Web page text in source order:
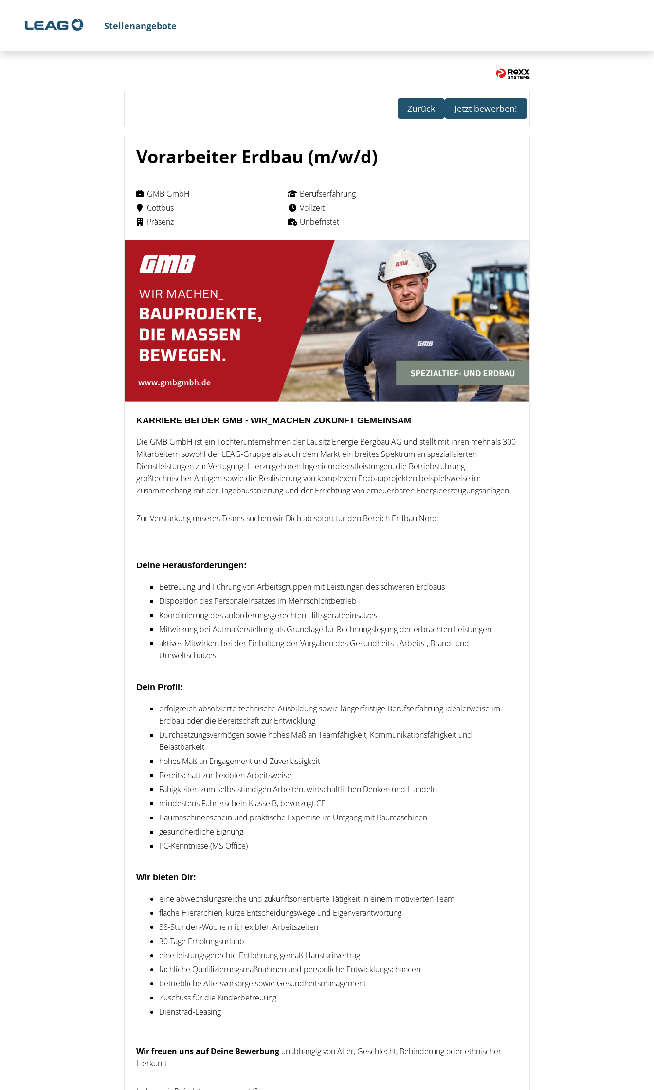
Stellenangebote
Zurück Jetzt bewerben!
Vorarbeiter Erdbau (m/w/d)
GMB GmbH
Cottbus
Präsenz
Berufserfahrung
Vollzeit
Unbefristet
KARRIERE BEI DER GMB - WIR_MACHEN ZUKUNFT GEMEINSAM
Die GMB GmbH ist ein Tochterunternehmen der Lausitz Energie Bergbau AG und stellt mit ihren mehr als 300
Mitarbeitern sowohl der LEAG-Gruppe als auch dem Markt ein breites Spektrum an spezialisierten
Dienstleistungen zur Verfügung. Hierzu gehören Ingenieurdienstleistungen, die Betriebsführung
großtechnischer Anlagen sowie die Realisierung von komplexen Erdbauprojekten beispielsweise im
Zusammenhang mit der Tagebausanierung und der Errichtung von erneuerbaren Energieerzeugungsanlagen
Zur Verstärkung unseres Teams suchen wir Dich ab sofort für den Bereich Erdbau Nord:
Deine Herausforderungen:
Betreuung und Führung von Arbeitsgruppen mit Leistungen des schweren Erdbaus
Disposition des Personaleinsatzes im Mehrschichtbetrieb
Koordinierung des anforderungsgerechten Hilfsgeräteeinsatzes
Mitwirkung bei Aufmaßerstellung als Grundlage für Rechnungslegung der erbrachten Leistungen
aktives Mitwirken bei der Einhaltung der Vorgaben des Gesundheits-, Arbeits-, Brand- und
Umweltschutzes
Dein Profil:
erfolgreich absolvierte technische Ausbildung sowie längerfristige Berufserfahrung idealerweise im
Erdbau oder die Bereitschaft zur Entwicklung
Durchsetzungsvermögen sowie hohes Maß an Teamfähigkeit, Kommunikationsfähigkeit und
Belastbarkeit
hohes Maß an Engagement und Zuverlässigkeit
Bereitschaft zur flexiblen Arbeitsweise
Fähigkeiten zum selbstständigen Arbeiten, wirtschaftlichen Denken und Handeln
mindestens Führerschein Klasse B, bevorzugt CE
Baumaschinenschein und praktische Expertise im Umgang mit Baumaschinen
gesundheitliche Eignung
PC-Kenntnisse (MS Office)
Wir bieten Dir:
eine abwechslungsreiche und zukunftsorientierte Tätigkeit in einem motivierten Team
flache Hierarchien, kurze Entscheidungswege und Eigenverantwortung
38-Stunden-Woche mit flexiblen Arbeitszeiten
30 Tage Erholungsurlaub
eine leistungsgerechte Entlohnung gemäß Haustarifvertrag
fachliche Qualifizierungsmaßnahmen und persönliche Entwicklungschancen
betriebliche Altersvorsorge sowie Gesundheitsmanagement
Zuschuss für die Kinderbetreuung
Dienstrad-Leasing
Wir freuen uns auf Deine Bewerbung unabhängig von Alter, Geschlecht, Behinderung oder ethnischer
Herkunft